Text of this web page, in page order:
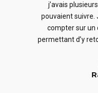
j’avais
pouvaient suivre.
compter sur un
permettant d’y